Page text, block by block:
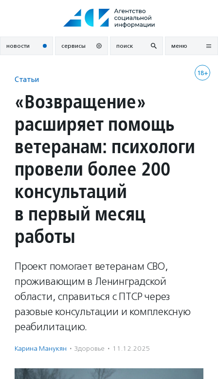
новости сервисы поиск меню
18+
Статьи
«Возвращение»
расширяет помощь
ветеранам: психологи
провели более 200
консультаций
в первый месяц
работы
Проект помогает ветеранам СВО,
проживающим в Ленинградской
области, справиться с ПТСР через
разовые консультации и комплексную
реабилитацию.
Карина Манукян · Здоровье · 11.12.2025